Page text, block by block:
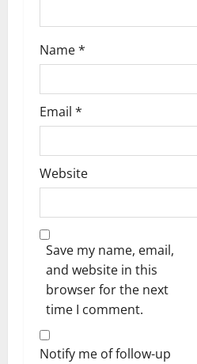
Name*
Email *
Website
Save my name, email,
and website in this
browser for the next
time I comment.
Notify me of follow-up